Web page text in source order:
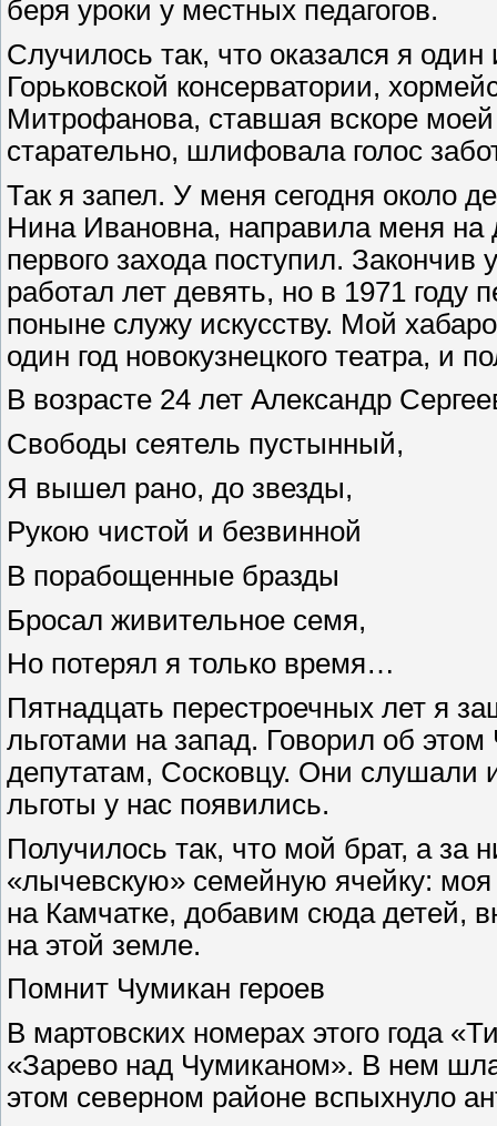
беря уроки у местных педагогов.
Случилось так, что оказался я
Горьковской консерватории,
Митрофанова, ставшая вскоре
старательно, шлифовала голос
Так я запел. У меня сегодня около
Нина Ивановна, направила меня
первого захода поступил.
работал лет девять, но в 1971 году
поныне служу искусству. Мой
один год новокузнецкого театра, и
В возрасте 24 лет Александр
Свободы сеятель пустынный,
Я вышел рано, до звезды,
Рукою чистой и безвинной
В порабощенные бразды
Бросал живительное семя,
Но потерял я только время…
Пятнадцать перестроечных лет я
льготами на запад. Говорил об
депутатам, Сосковцу. Они слушали
льготы у нас появились.
Получилось так, что мой брат, а за
«лычевскую» семейную ячейку: моя
на Камчатке, добавим сюда детей,
на этой земле.
Помнит Чумикан героев
В мартовских номерах этого года
«Зарево над Чумиканом». В нем
этом северном районе вспыхнуло